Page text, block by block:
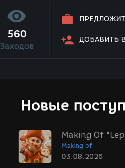
ДОБАВИТЬ
560
Заходов
Новые
Making Of
Making of
03.08.2026